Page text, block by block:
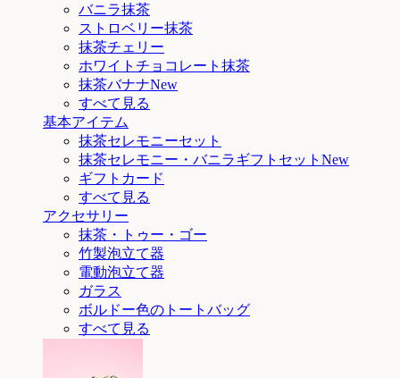
バニラ抹茶
ストロベリー抹茶
抹茶チェリー
ホワイトチョコレート抹茶
抹茶バナナNew
すべて見る
基本アイテム
抹茶セレモニーセット
抹茶セレモニー ・バニラギフトセットNew
ギフトカード
すべて見る
アクセサリー
抹茶・トゥー・ゴー
竹製泡立て器
電動泡立て器
ガラス
ボルドー色のトートバッグ
すべて見る